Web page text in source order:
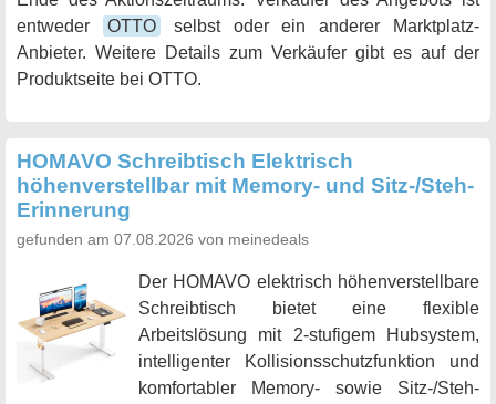
entweder
OTTO
selbst oder ein anderer Marktplatz-
Anbieter. Weitere Details zum Verkäufer gibt es auf der
Produktseite bei OTTO.
HOMAVO Schreibtisch Elektrisch
höhenverstellbar mit Memory- und Sitz-/Steh-
Erinnerung
gefunden am 07.08.2026 von meinedeals
Der HOMAVO elektrisch höhenverstellbare
Schreibtisch bietet eine flexible
Arbeitslösung mit 2-stufigem Hubsystem,
intelligenter Kollisionsschutzfunktion und
komfortabler Memory- sowie Sitz-/Steh-